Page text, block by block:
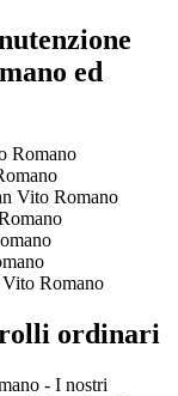
ed
Romano
Vito Romano
Vito Romano
ordinari